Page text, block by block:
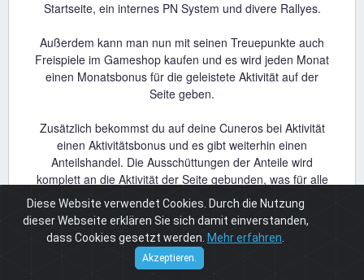
Startseite, ein internes PN System und divere Rallyes.
Außerdem kann man nun mit seinen Treuepunkte auch
Freispiele im Gameshop kaufen und es wird jeden Monat
einen Monatsbonus für die geleistete Aktivität auf der
Seite geben.
Zusätzlich bekommst du auf deine Cuneros bei Aktivität
einen Aktivitätsbonus und es gibt weiterhin einen
Anteilshandel. Die Ausschüttungen der Anteile wird
komplett an die Aktivität der Seite gebunden, was für alle
Anteilsinhaber bestimmt vom Vorteil sein wird.
Gebühren auf Weblose.fun:
Diese Website verwendet Cookies. Durch die Nutzung
dieser Webseite erklären Sie sich damit einverstanden,
dass Cookies gesetzt werden. Mehr erfahren
Akzeptieren.